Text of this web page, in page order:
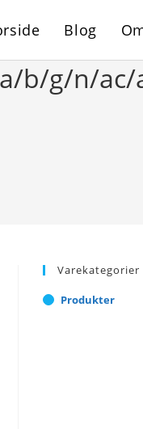
Blog
b/g/n/
Varekategorier
Produkter